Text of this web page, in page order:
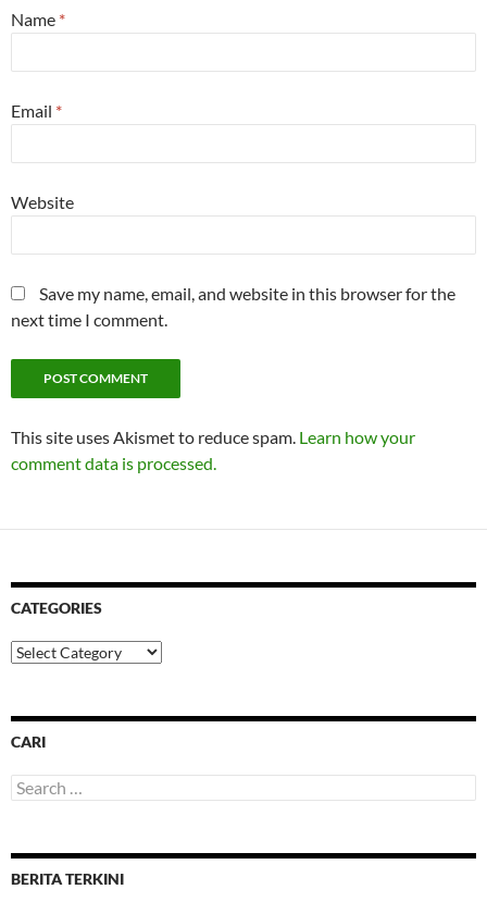
Name *
Email *
Website
Save my name, email, and website in this browser for the
next time I comment.
This site uses Akismet to reduce spam. Learn how your
comment data is processed.
CATEGORIES
Categories
CARI
Search
for:
BERITA TERKINI